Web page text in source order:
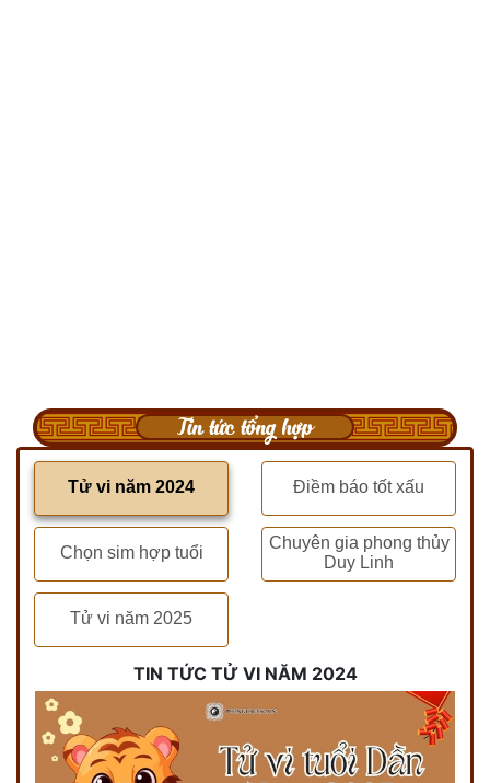
Tin tức tổng hợp
Tử vi năm 2024 Điềm báo tốt xấu
Chọn sim hợp tuổi
Chuyên gia phong thủy
Duy Linh
Tử vi năm 2025
TIN TỨC TỬ VI NĂM 2024